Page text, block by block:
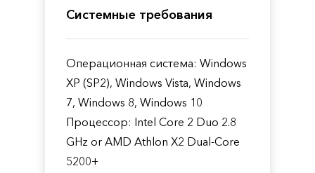
Системные требования
Операционная система: Windows
XP (SP2), Windows Vista, Windows
7, Windows 8, Windows 10
Процессор: Intel Core 2 Duo 2.8
GHz or AMD Athlon X2 Dual-Core
5200+